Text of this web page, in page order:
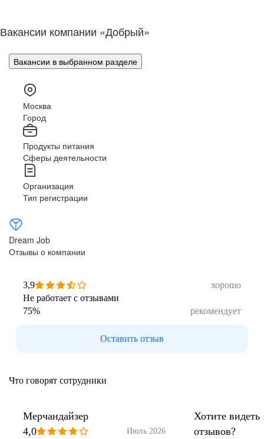
Вакансии компании «Добрый»
Вакансии в выбранном разделе
Москва
Город
Продукты питания
Сферы деятельности
Организация
Тип регистрации
Dream Job
Отзывы о компании
3,9
хорошо
Не работает с отзывами
75% рекомендует
Оставить отзыв
Что говорят сотрудники
Мерчандайзер
4,0
Июль 2026
Хотите видеть
отзывов?